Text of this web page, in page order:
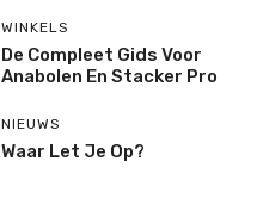
WINKELS
De Compleet Gids Voor
Anabolen En Stacker Pro
NIEUWS
Waar Let Je Op?